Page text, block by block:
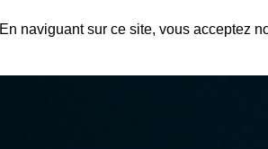
En naviguant sur ce site, vous acceptez